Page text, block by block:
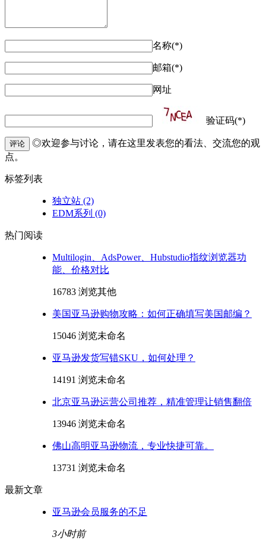
名称(*)
邮箱(*)
网址
验证码(*)
评论
◎欢迎参与讨论，请在这里发表您的看法、交流您的观
点。
标签列表
独立站 (2)
EDM系列 (0)
热门阅读
Multilogin、AdsPower、Hubstudio指纹浏览器功
能、价格对比
16783 浏览其他
美国亚马逊购物攻略：如何正确填写美国邮编？
15046 浏览未命名
亚马逊发货写错SKU，如何处理？
14191 浏览未命名
北京亚马逊运营公司推荐，精准管理让销售翻倍
13946 浏览未命名
佛山高明亚马逊物流，专业快捷可靠。
13731 浏览未命名
最新文章
亚马逊会员服务的不足
3小时前